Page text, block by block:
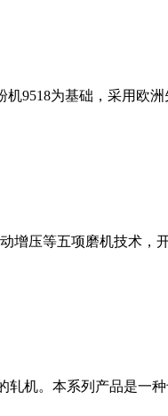
9518为基础，采用欧
增压等五项磨机技术，
轧机。本系列产品是一